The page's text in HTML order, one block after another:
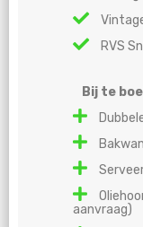
RVS
Bij te
aanvraag)